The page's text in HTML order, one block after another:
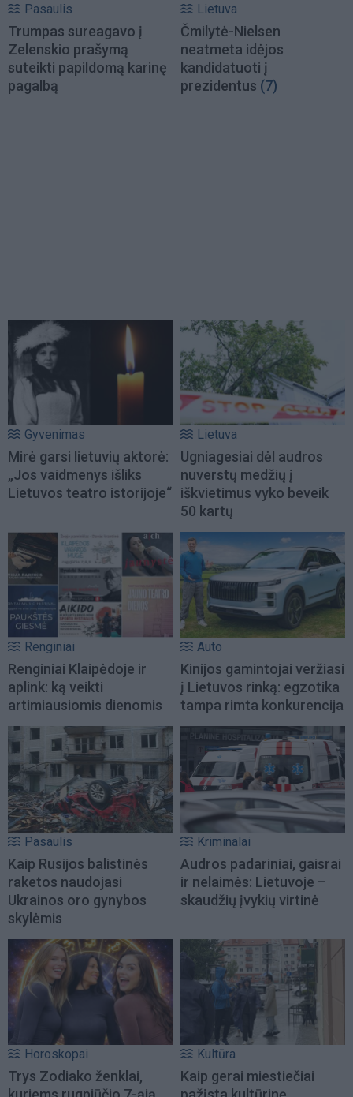
Pasaulis
Trumpas sureagavo į
Zelenskio prašymą
suteikti papildomą karinę
pagalbą
Lietuva
Čmilytė-Nielsen
neatmeta idėjos
kandidatuoti į
prezidentus (7)
Gyvenimas
Mirė garsi lietuvių aktorė:
„Jos vaidmenys išliks
Lietuvos teatro istorijoje“
Lietuva
Ugniagesiai dėl audros
nuverstų medžių į
iškvietimus vyko beveik
50 kartų
Renginiai
Renginiai Klaipėdoje ir
aplink: ką veikti
artimiausiomis dienomis
Auto
Kinijos gamintojai veržiasi
į Lietuvos rinką: egzotika
tampa rimta konkurencija
Pasaulis
Kaip Rusijos balistinės
raketos naudojasi
Ukrainos oro gynybos
skylėmis
Kriminalai
Audros padariniai, gaisrai
ir nelaimės: Lietuvoje –
skaudžių įvykių virtinė
Horoskopai
Trys Zodiako ženklai,
Kultūra
Kaip gerai miestiečiai